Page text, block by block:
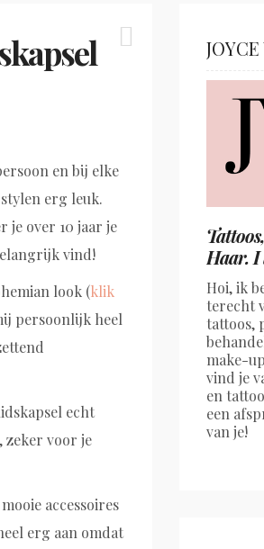
en bij elke
erg leuk.
je over 10 jaar je
vind!
look (klik
persoonlijk heel
echt
zeker voor je
accessoires
erg aan omdat
Haar. I
Hoi, ik
terecht
tattoos,
make-
vind je
en
een
van je!